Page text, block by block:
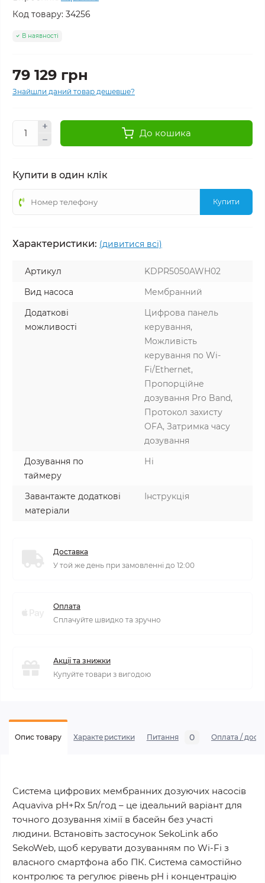
Код товару: 34256
В наявності
79 129 грн
Знайшли даний товар дешевше?
До кошика
Купити в один клік
Купити
Характеристики: (дивитися всі)
Артикул
KDPR5050AWH02
Вид насоса
Мембранний
Додаткові
можливості
Цифрова панель
керування,
Можливість
керування по Wi-
Fi/Ethernet,
Пропорційне
дозування Pro Band,
Протокол захисту
OFA, Затримка часу
дозування
Дозування по
таймеру
Ні
Завантажте додаткові
матеріали
Інструкція
Доставка
У той же день при замовленні до 12:00
Оплата
Сплачуйте швидко та зручно
Акції та знижки
Купуйте товари з вигодою
Опис товару Характеристики Питання 0 Оплата /
Система цифрових мембранних дозуючих насосів
Aquaviva pH+Rx 5л/год – це ідеальний варіант для
точного дозування хімії в басейн без участі
людини. Встановіть застосунок SekoLink або
SekoWeb, щоб керувати дозуванням по Wi-Fi з
власного смартфона або ПК. Система самостійно
контролює та регулює рівень pH і концентрацію